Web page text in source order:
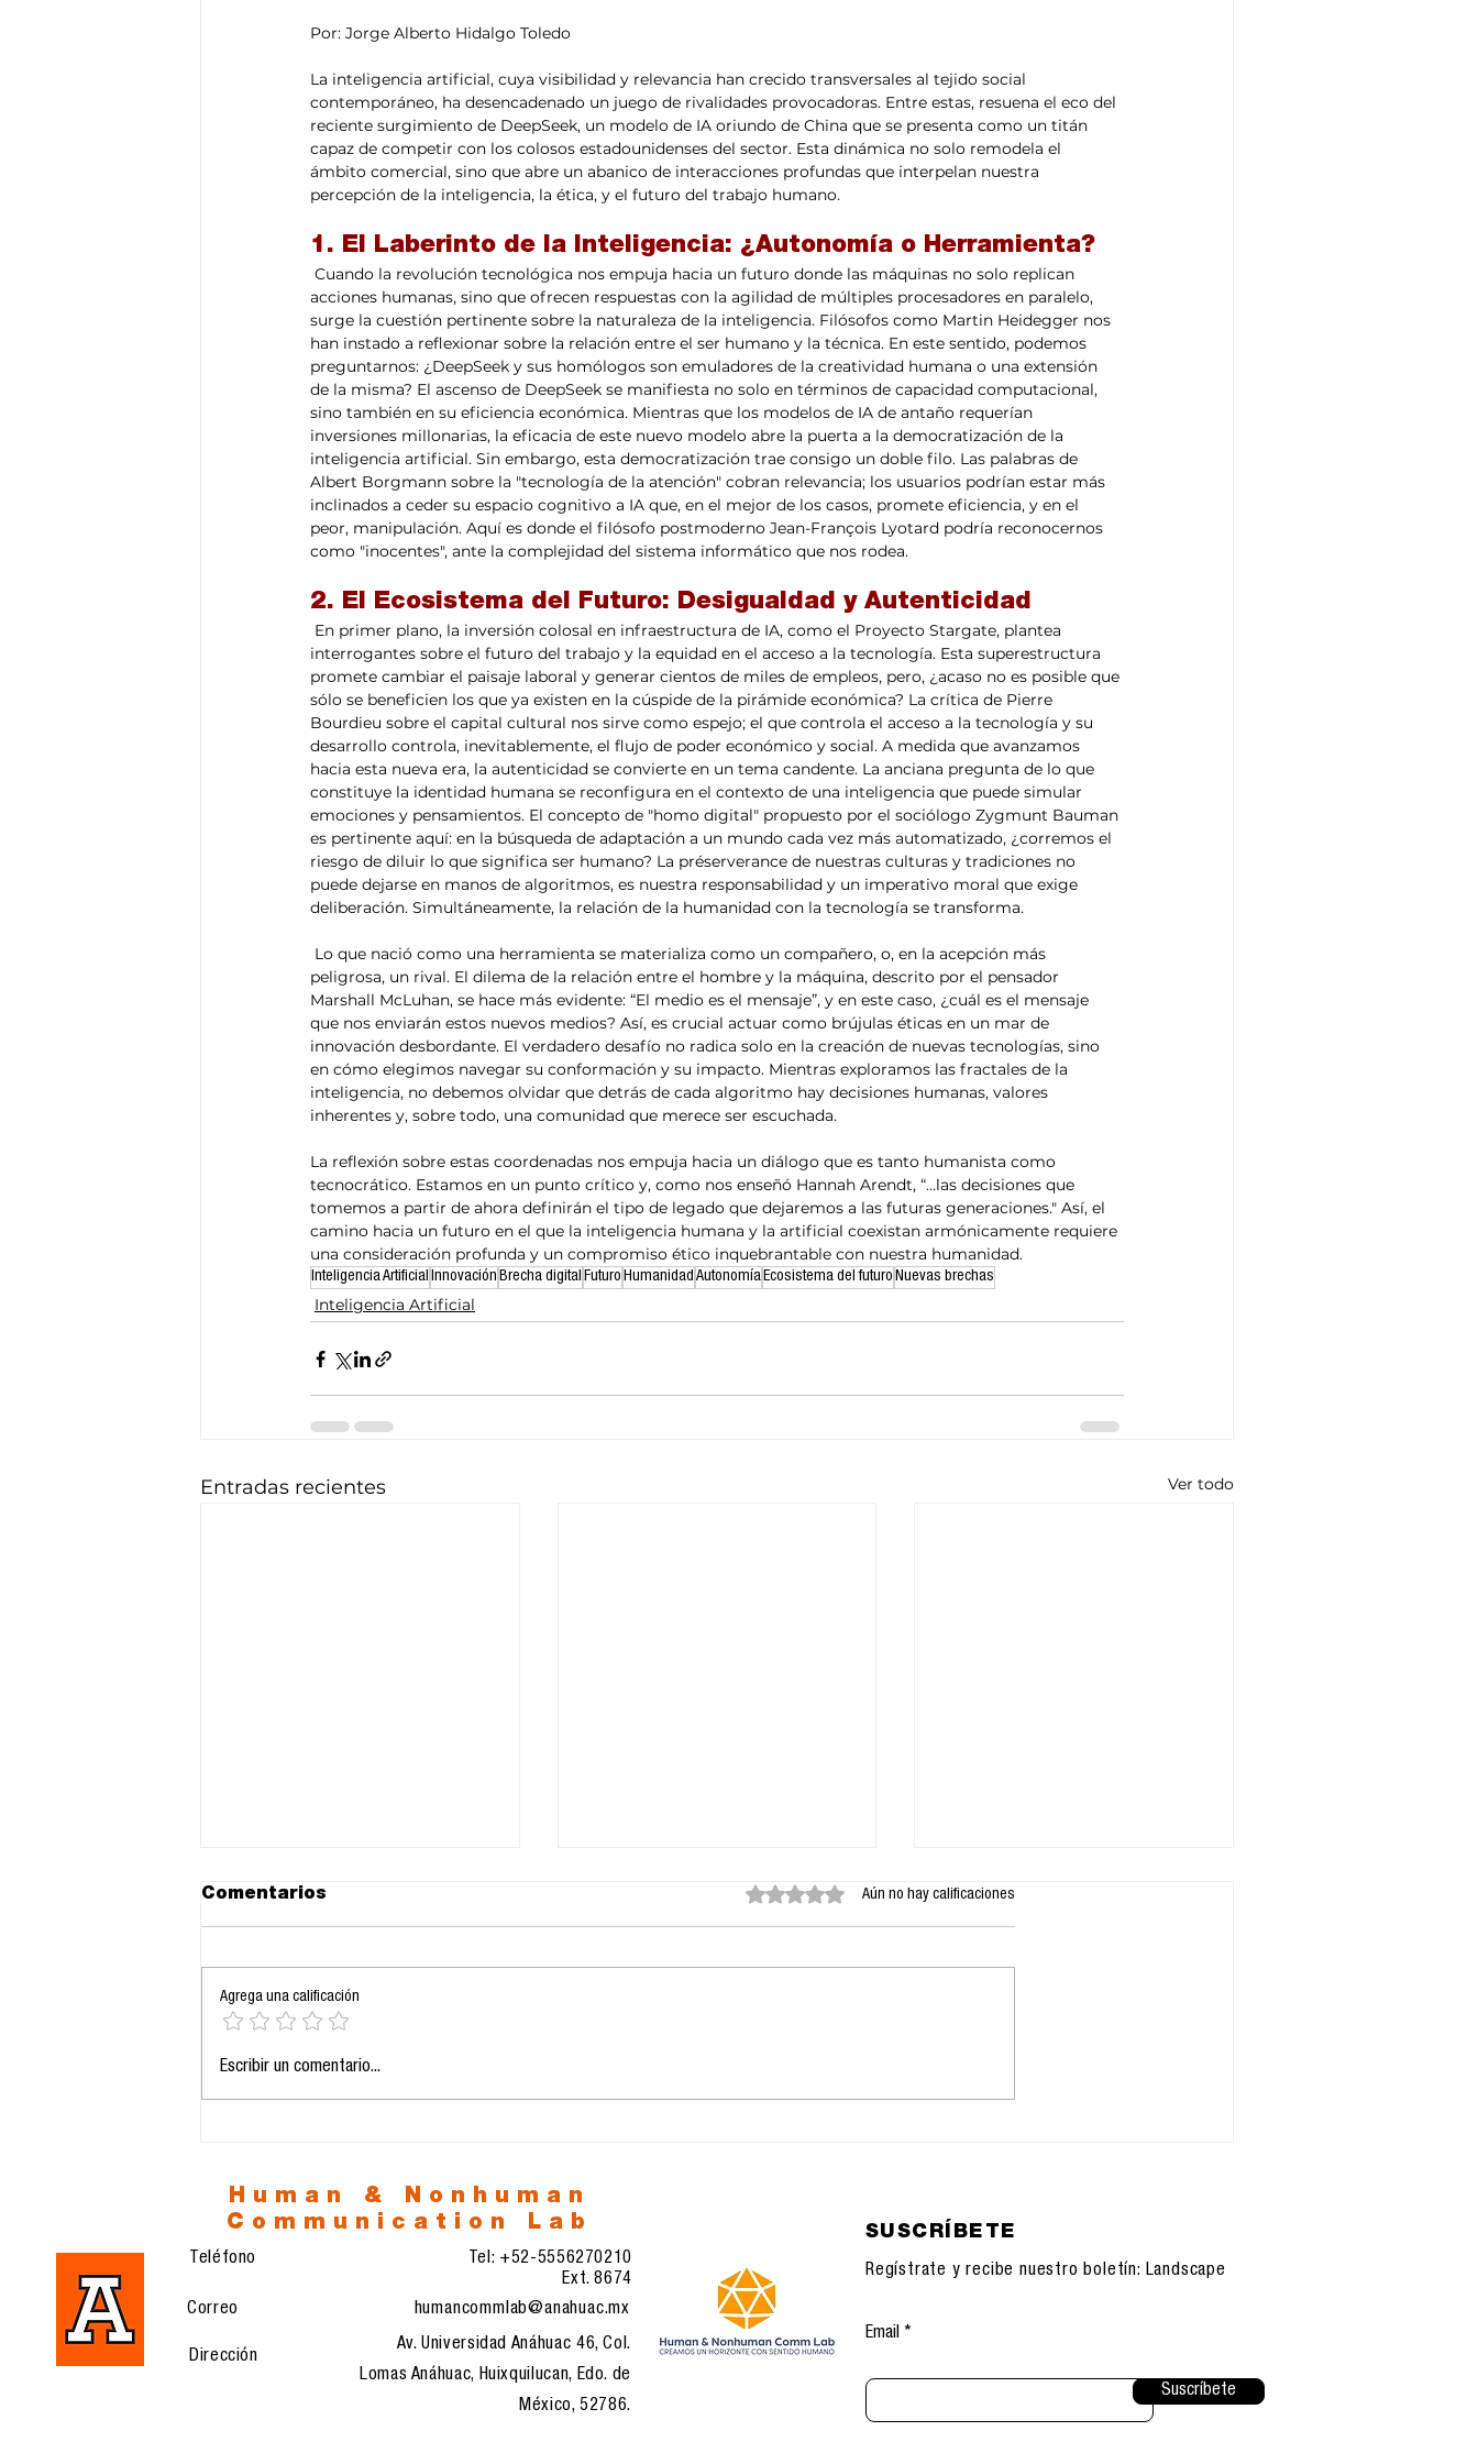
Por: Jorge Alberto Hidalgo Toledo
La inteligencia artificial, cuya visibilidad y relevancia han crecido transversales al tejido social
contemporáneo, ha desencadenado un juego de rivalidades provocadoras. Entre estas, resuena el eco del
reciente surgimiento de DeepSeek, un modelo de IA oriundo de China que se presenta como un titán
capaz de competir con los colosos estadounidenses del sector. Esta dinámica no solo remodela el
ámbito comercial, sino que abre un abanico de interacciones profundas que interpelan nuestra
percepción de la inteligencia, la ética, y el futuro del trabajo humano.
1. El Laberinto de la Inteligencia: ¿Autonomía o Herramienta?
acciones humanas, sino que ofrecen respuestas con la agilidad de múltiples procesadores en paralelo,
surge la cuestión pertinente sobre la naturaleza de la inteligencia. Filósofos como Martin Heidegger nos
han instado a reflexionar sobre la relación entre el ser humano y la técnica. En este sentido, podemos
preguntarnos: ¿DeepSeek y sus homólogos son emuladores de la creatividad humana o una extensión
de la misma? El ascenso de DeepSeek se manifiesta no solo en términos de capacidad computacional,
sino también en su eficiencia económica. Mientras que los modelos de IA de antaño requerían
inversiones millonarias, la eficacia de este nuevo modelo abre la puerta a la democratización de la
inteligencia artificial. Sin embargo, esta democratización trae consigo un doble filo. Las palabras de
Albert Borgmann sobre la "tecnología de la atención" cobran relevancia; los usuarios podrían estar más
inclinados a ceder su espacio cognitivo a IA que, en el mejor de los casos, promete eficiencia, y en el
peor, manipulación. Aquí es donde el filósofo postmoderno Jean-François Lyotard podría reconocernos
como "inocentes", ante la complejidad del sistema informático que nos rodea.
2. El Ecosistema del Futuro: Desigualdad y Autenticidad
interrogantes sobre el futuro del trabajo y la equidad en el acceso a la tecnología. Esta superestructura
promete cambiar el paisaje laboral y generar cientos de miles de empleos, pero, ¿acaso no es posible que
sólo se beneficien los que ya existen en la cúspide de la pirámide económica? La crítica de Pierre
Bourdieu sobre el capital cultural nos sirve como espejo; el que controla el acceso a la tecnología y su
desarrollo controla, inevitablemente, el flujo de poder económico y social. A medida que avanzamos
hacia esta nueva era, la autenticidad se convierte en un tema candente. La anciana pregunta de lo que
constituye la identidad humana se reconfigura en el contexto de una inteligencia que puede simular
emociones y pensamientos. El concepto de "homo digital" propuesto por el sociólogo Zygmunt Bauman
es pertinente aquí: en la búsqueda de adaptación a un mundo cada vez más automatizado, ¿corremos el
riesgo de diluir lo que significa ser humano? La préserverance de nuestras culturas y tradiciones no
puede dejarse en manos de algoritmos, es nuestra responsabilidad y un imperativo moral que exige
deliberación. Simultáneamente, la relación de la humanidad con la tecnología se transforma.
peligrosa, un rival. El dilema de la relación entre el hombre y la máquina, descrito por el pensador
Marshall McLuhan, se hace más evidente: “El medio es el mensaje”, y en este caso, ¿cuál es el mensaje
que nos enviarán estos nuevos medios? Así, es crucial actuar como brújulas éticas en un mar de
innovación desbordante. El verdadero desafío no radica solo en la creación de nuevas tecnologías, sino
en cómo elegimos navegar su conformación y su impacto. Mientras exploramos las fractales de la
inteligencia, no debemos olvidar que detrás de cada algoritmo hay decisiones humanas, valores
inherentes y, sobre todo, una comunidad que merece ser escuchada.
La reflexión sobre estas coordenadas nos empuja hacia un diálogo que es tanto humanista como
tecnocrático. Estamos en un punto crítico y, como nos enseñó Hannah Arendt, “…las decisiones que
tomemos a partir de ahora definirán el tipo de legado que dejaremos a las futuras generaciones." Así, el
camino hacia un futuro en el que la inteligencia humana y la artificial coexistan armónicamente requiere
una consideración profunda y un compromiso ético inquebrantable con nuestra humanidad.
Inteligencia Artificial Innovación Brecha digital Futuro Humanidad AutonomíaEcosistema del futuro Nuevas brechas
Inteligencia Artificial
Entradas recientes Ver todo
La prolongación de la
Comentarios Obtuvo 0 de 5 estrellas.Aún no hay calificaciones
Agrega una calificación
Escribir un comentario...
Human & Nonhuman
Communication Lab
Teléfono
Tel: +52-5556270210
Ext. 8674
humancommlab@anahuac.mx
Av. Universidad Anáhuac 46, Col.
Lomas Anáhuac, Huixquilucan, Edo. de
México, 52786.
Correo
Dirección
SUSCRÍBETE
Regístrate y recibe nuestro boletín: Landscape
Email
Suscríbete